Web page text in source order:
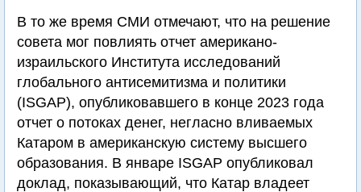
В то же время СМИ отмечают, что на решение
совета мог повлиять отчет американо-
израильского Института исследований
глобального антисемитизма и политики
(ISGAP), опубликовавшего в конце 2023 года
отчет о потоках денег, негласно вливаемых
Катаром в американскую систему высшего
образования. В январе ISGAP опубликовал
доклад, показывающий, что Катар владеет